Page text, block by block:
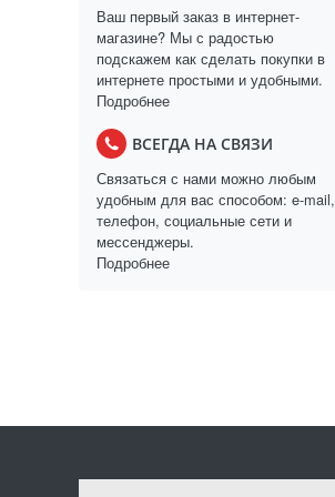
Ваш первый заказ в интернет-
магазине? Мы с радостью
подскажем как сделать покупки в
интернете простыми и удобными.
Подробнее
ВСЕГДА НА СВЯЗИ
Связаться с нами можно любым
удобным для вас способом: e-mail,
телефон, социальные сети и
мессенджеры.
Подробнее